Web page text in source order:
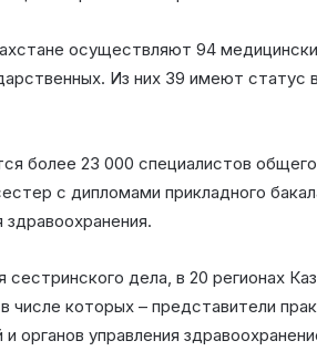
осуществляют 94
Из них 39 имеют статус
более 23 000 специалистов
с дипломами прикладного
сестринского дела, в 20 регионах
числе которых – представители
органов управления